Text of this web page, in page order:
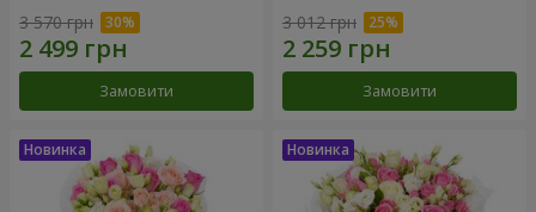
3 570 грн
Замовити
3 012 грн
Замовити